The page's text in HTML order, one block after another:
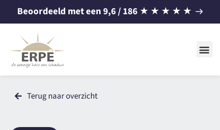
Beoordeeld met een9,6/ 186 ★ ★ ★ ★ ★
Terug naar overzicht